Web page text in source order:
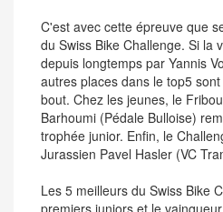
C'est avec cette épreuve que
du Swiss Bike Challenge. Si la
depuis longtemps par Yannis
autres places dans le top5
bout. Chez les jeunes, le
Barhoumi (Pédale Bulloise)
trophée junior. Enfin, le
Jurassien Pavel Hasler (VC
Les 5 meilleurs du Swiss Bike
premiers juniors et le